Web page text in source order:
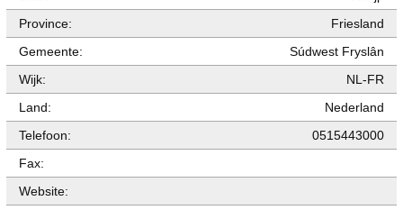
Province:
Friesland
Gemeente:
Súdwest Fryslân
Wijk:
NL-FR
Land:
Nederland
Telefoon:
0515443000
Fax:
Website: